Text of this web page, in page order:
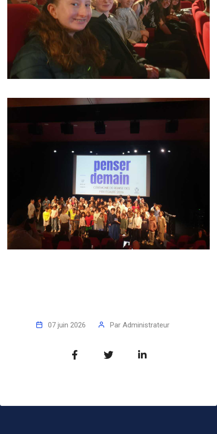
07 juin 2026 Par Administrateur